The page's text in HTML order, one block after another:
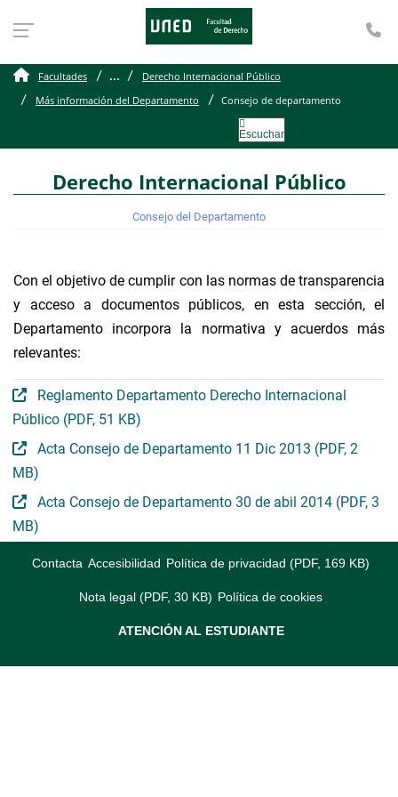
Consejo de
Facultades ...
Derecho Internacional Público
Más información del Departamento
Consejo de departamento
Escuchar
Derecho Internacional Público
Consejo del Departamento
Con el objetivo de cumplir con las normas de transparencia
y acceso a documentos públicos, en esta sección, el
Departamento incorpora la normativa y acuerdos más
relevantes:
Reglamento Departamento Derecho Internacional
Público (PDF, 51 KB)
Acta Consejo de Departamento 11 Dic 2013 (PDF, 2
MB)
Acta Consejo de Departamento 30 de abil 2014 (PDF, 3
MB)
Contacta Accesibilidad Política de privacidad (PDF, 169 KB)
Nota legal (PDF, 30 KB) Política de cookies
ATENCIÓN AL ESTUDIANTE